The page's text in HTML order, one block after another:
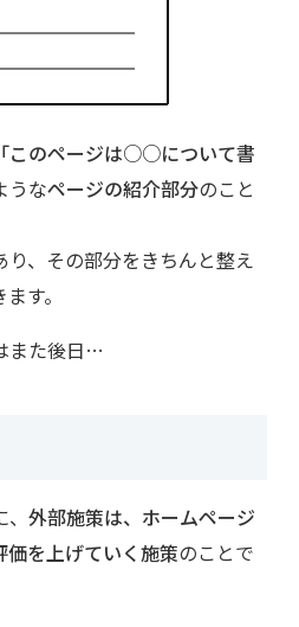
「このページは○○について書
うなページの紹介部分のこと
り、その部分をきちんと整え
す。
また後日…
外部施策は、ホームページ
を上げていく施策のことで